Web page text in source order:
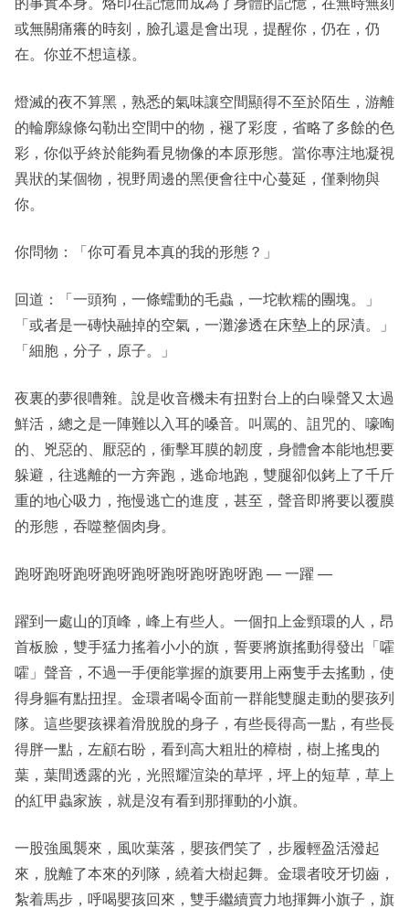
或無關痛癢的時刻，臉孔還是會出現，提醒你，仍在，仍
在。你並不想這樣。
燈滅的夜不算黑，熟悉的氣味讓空間顯得不至於陌生，游離
的輪廓線條勾勒出空間中的物，褪了彩度，省略了多餘的色
彩，你似乎終於能夠看見物像的本原形態。當你專注地凝視
異狀的某個物，視野周邊的黑便會往中心蔓延，僅剩物與
你。
你問物：「你可看見本真的我的形態？」
回道：「一頭狗，一條蠕動的毛蟲，一坨軟糯的團塊。」
「或者是一磚快融掉的空氣，一灘滲透在床墊上的尿漬。」
「細胞，分子，原子。」
夜裏的夢很嘈雜。說是收音機未有扭對台上的白噪聲又太過
鮮活，總之是一陣難以入耳的嗓音。叫罵的、詛咒的、嚎啕
的、兇惡的、厭惡的，衝擊耳膜的韌度，身體會本能地想要
躲避，往逃離的一方奔跑，逃命地跑，雙腿卻似銬上了千斤
重的地心吸力，拖慢逃亡的進度，甚至，聲音即將要以覆膜
的形態，吞噬整個肉身。
跑呀跑呀跑呀跑呀跑呀跑呀跑呀跑呀跑 — 一躍 —
躍到一處山的頂峰，峰上有些人。一個扣上金頸環的人，昂
首板臉，雙手猛力搖着小小的旗，誓要將旗搖動得發出「嚯
嚯」聲音，不過一手便能掌握的旗要用上兩隻手去搖動，使
得身軀有點扭捏。金環者喝令面前一群能雙腿走動的嬰孩列
隊。這些嬰孩裸着滑脫脫的身子，有些長得高一點，有些長
得胖一點，左顧右盼，看到高大粗壯的樟樹，樹上搖曳的
葉，葉間透露的光，光照耀渲染的草坪，坪上的短草，草上
的紅甲蟲家族，就是沒有看到那揮動的小旗。
一股強風襲來，風吹葉落，嬰孩們笑了，步履輕盈活潑起
來，脫離了本來的列隊，繞着大樹起舞。金環者咬牙切齒，
紮着馬步，呼喝嬰孩回來，雙手繼續賣力地揮舞小旗子，旗